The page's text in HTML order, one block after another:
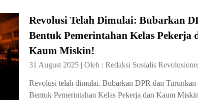
Revolusi Telah Dimulai: Bubarkan
Bentuk Pemerintahan Kelas Pekerja
Kaum Miskin!
31 August 2025 | Oleh : Redaksi Sosialis
Revolusi telah dimulai. Bubarkan DPR dan Turunkan
Bentuk Pemerintahan Kelas Pekerja dan Kaum Miskin